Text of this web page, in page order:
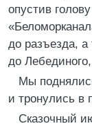
опустив
до разъезда, а
до
Мы
и тронулись в
Сказочный